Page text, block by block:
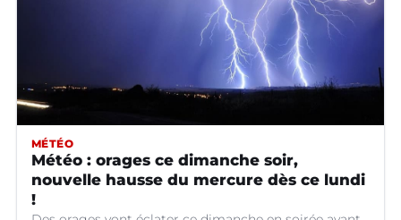
MÉTÉO
Météo : orages ce dimanche soir,
nouvelle hausse du mercure dès ce lundi
!